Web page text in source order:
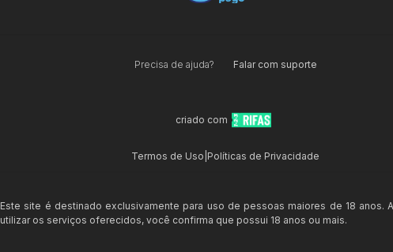
Precisa de ajuda? Falar com suporte
criado com
Termos de Uso Políticas de Privacidade
Este site é destinado exclusivamente para uso de pessoas maiores de 18 anos.
utilizar os serviços oferecidos, você confirma que possui 18 anos ou mais.